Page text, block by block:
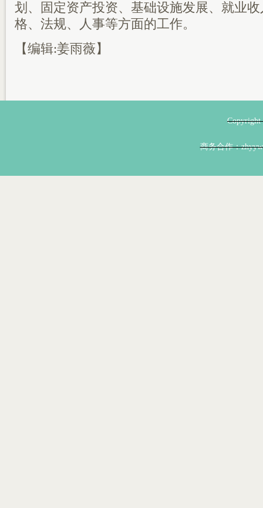
划、固定资产投资、基础设施发展、就业
格、法规、人事等方面的工作。
【编辑:姜雨薇】
商务合作：